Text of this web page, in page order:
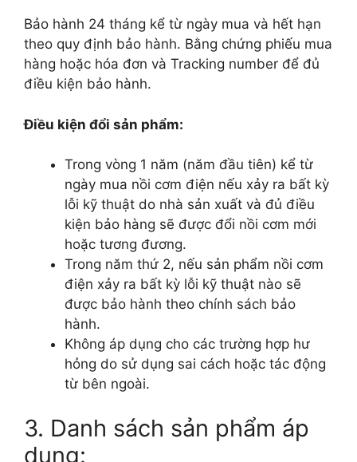
Bảo hành 24 tháng kể từ ngày mua và hết hạn
theo quy định bảo hành. Bằng chứng phiếu mua
hàng hoặc hóa đơn và Tracking number để đủ
điều kiện bảo hành.
Điều kiện đổi sản phẩm:
Trong vòng 1 năm (năm đầu tiên) kể từ
ngày mua nồi cơm điện nếu xảy ra bất kỳ
lỗi kỹ thuật do nhà sản xuất và đủ điều
kiện bảo hàng sẽ được đổi nồi cơm mới
hoặc tương đương.
Trong năm thứ 2, nếu sản phẩm nồi cơm
điện xảy ra bất kỳ lỗi kỹ thuật nào sẽ
được bảo hành theo chính sách bảo
hành.
Không áp dụng cho các trường hợp hư
hỏng do sử dụng sai cách hoặc tác động
từ bên ngoài.
3. Danh sách sản phẩm áp
dụng: